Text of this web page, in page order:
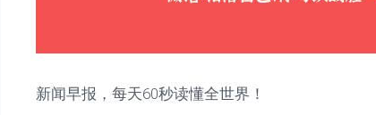
新闻早报，每天60秒读懂全世界！